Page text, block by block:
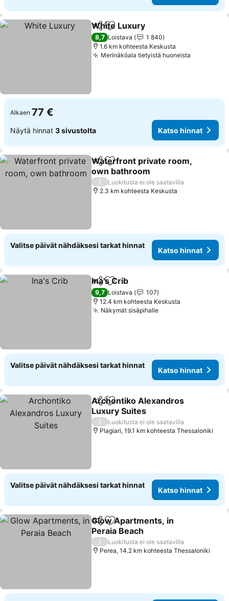
Jaa Lisää suosikkeihin
White Luxury
8,7 Loistava
1 840
1.6 km kohteesta Keskusta
Merinäköala tietyistä huoneista
Alkaen 77 €
Näytä hinnat 3 sivustolta Katso hinnat
Jaa Lisää suosikkeihin
Waterfront private room,
own bathroom
Katso hinnat
/
Luokitusta ei ole saatavilla
2.3 km kohteesta Keskusta
Valitse päivät nähdäksesi tarkat hinnat
Katso hinnat
Jaa Lisää suosikkeihin
Ina's Crib
9,7 Loistava
107
12.4 km kohteesta Keskusta
Näkymät sisäpihalleKatso hinnat
Valitse päivät nähdäksesi tarkat hinnat
Katso hinnat
Jaa Lisää suosikkeihin
Archontiko Alexandros
Luxury Suites
Katso hinnat
/
Luokitusta ei ole saatavilla
Plagiari, 19.1 km kohteesta Thessaloniki
Valitse päivät nähdäksesi tarkat hinnat
Katso hinnat
Jaa Lisää suosikkeihin
Glow Apartments, in
Peraia Beach
Katso hinnat
/
Luokitusta ei ole saatavilla
Perea, 14.2 km kohteesta Thessaloniki